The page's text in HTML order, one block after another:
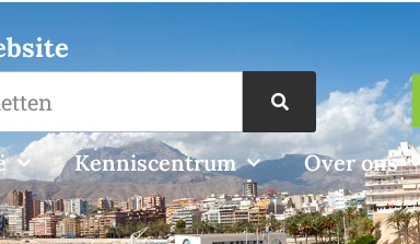
Kenniscentrum Over ons